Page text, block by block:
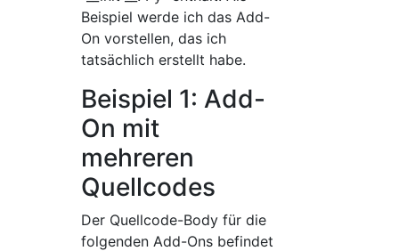
Beispiel werde ich das Add-
On vorstellen, das ich
tatsächlich erstellt habe.
Beispiel 1: Add-
On mit
mehreren
Quellcodes
Der Quellcode-Body für die
folgenden Add-Ons befindet